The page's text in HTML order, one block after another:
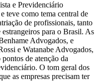
e Previdenciário
teve como tema central de
de profissionais, tanto
para o Brasil. As
Advogados, e
e Watanabe Advogados,
de atenção da
O tom geral dos
as empresas precisam ter